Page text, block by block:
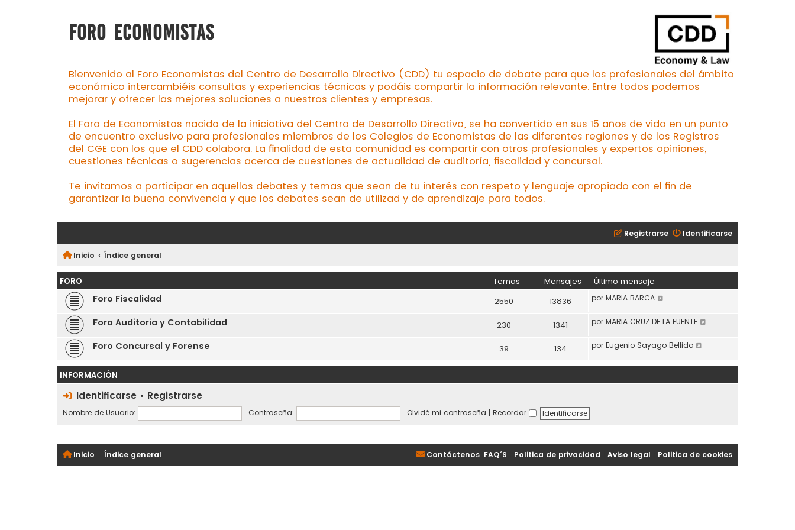
FORO ECONOMISTAS
Bienvenido al Foro Economistas del Centro de Desarrollo Directivo (CDD) tu espacio de debate para que los profesionales del ámbito
económico intercambiéis consultas y experiencias técnicas y podáis compartir la información relevante. Entre todos podemos
mejorar y ofrecer las mejores soluciones a nuestros clientes y empresas.
El Foro de Economistas nacido de la iniciativa del Centro de Desarrollo Directivo, se ha convertido en sus 15 años de vida en un punto
de encuentro exclusivo para profesionales miembros de los Colegios de Economistas de las diferentes regiones y de los Registros
del CGE con los que el CDD colabora. La finalidad de esta comunidad es compartir con otros profesionales y expertos opiniones,
cuestiones técnicas o sugerencias acerca de cuestiones de actualidad de auditoría, fiscalidad y concursal.
Te invitamos a participar en aquellos debates y temas que sean de tu interés con respeto y lenguaje apropiado con el fin de
garantizar la buena convivencia y que los debates sean de utilizad y de aprendizaje para todos.
Identificarse
Registrarse
Inicio Índice general
FORO Temas Mensajes Último mensaje
Foro Fiscalidad 2550 13836 por MARIA BARCA
Foro Auditoria y Contabilidad 230 1341 por MARIA CRUZ DE LA FUENTE
Foro Concursal y Forense 39 134 por Eugenio Sayago Bellido
INFORMACIÓN
Identificarse• Registrarse
Nombre de Usuario: Contraseña: Olvidé mi contraseña | Recordar
Inicio Índice general FAQ´S Politica de privacidad Aviso legal Politica de cookies
Contáctenos